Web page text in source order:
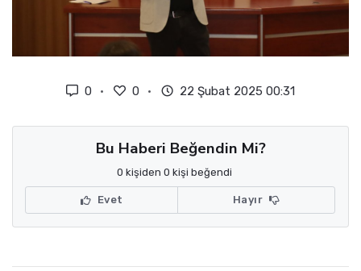
0 0 22 Şubat 2025 00:31
Bu Haberi Beğendin Mi?
0 kişiden 0 kişi beğendi
Evet Hayır